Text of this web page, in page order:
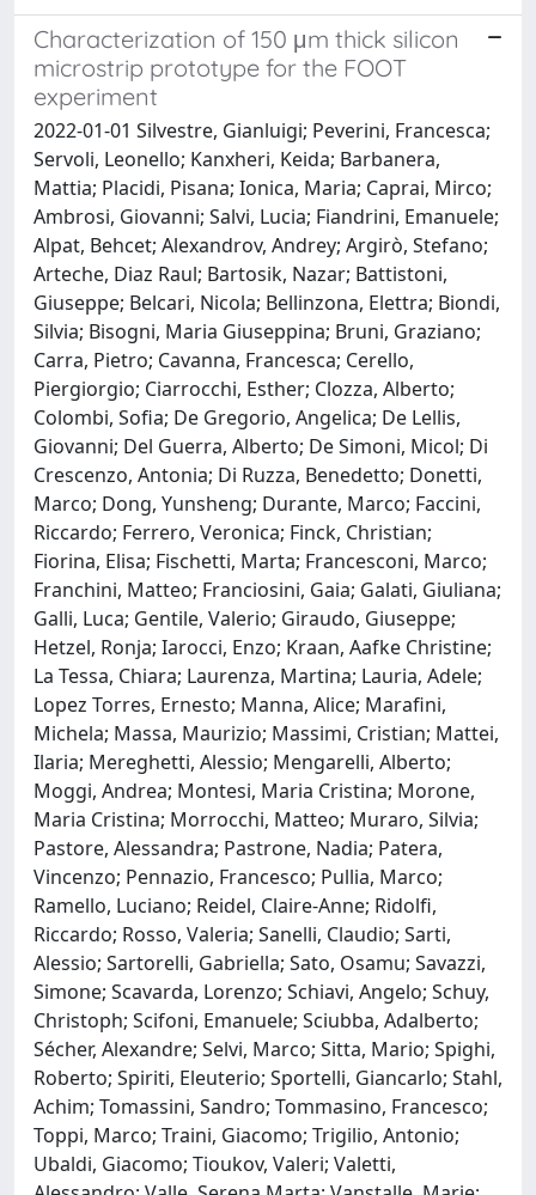
Characterization of 150 μm thick silicon
microstrip prototype for the FOOT
experiment
2022-01-01 Silvestre, Gianluigi; Peverini, Francesca;
Servoli, Leonello; Kanxheri, Keida; Barbanera,
Mattia; Placidi, Pisana; Ionica, Maria; Caprai, Mirco;
Ambrosi, Giovanni; Salvi, Lucia; Fiandrini, Emanuele;
Alpat, Behcet; Alexandrov, Andrey; Argirò, Stefano;
Arteche, Diaz Raul; Bartosik, Nazar; Battistoni,
Giuseppe; Belcari, Nicola; Bellinzona, Elettra; Biondi,
Silvia; Bisogni, Maria Giuseppina; Bruni, Graziano;
Carra, Pietro; Cavanna, Francesca; Cerello,
Piergiorgio; Ciarrocchi, Esther; Clozza, Alberto;
Colombi, Sofia; De Gregorio, Angelica; De Lellis,
Giovanni; Del Guerra, Alberto; De Simoni, Micol; Di
Crescenzo, Antonia; Di Ruzza, Benedetto; Donetti,
Marco; Dong, Yunsheng; Durante, Marco; Faccini,
Riccardo; Ferrero, Veronica; Finck, Christian;
Fiorina, Elisa; Fischetti, Marta; Francesconi, Marco;
Franchini, Matteo; Franciosini, Gaia; Galati, Giuliana;
Galli, Luca; Gentile, Valerio; Giraudo, Giuseppe;
Hetzel, Ronja; Iarocci, Enzo; Kraan, Aafke Christine;
La Tessa, Chiara; Laurenza, Martina; Lauria, Adele;
Lopez Torres, Ernesto; Manna, Alice; Marafini,
Michela; Massa, Maurizio; Massimi, Cristian; Mattei,
Ilaria; Mereghetti, Alessio; Mengarelli, Alberto;
Moggi, Andrea; Montesi, Maria Cristina; Morone,
Maria Cristina; Morrocchi, Matteo; Muraro, Silvia;
Pastore, Alessandra; Pastrone, Nadia; Patera,
Vincenzo; Pennazio, Francesco; Pullia, Marco;
Ramello, Luciano; Reidel, Claire-Anne; Ridolfi,
Riccardo; Rosso, Valeria; Sanelli, Claudio; Sarti,
Alessio; Sartorelli, Gabriella; Sato, Osamu; Savazzi,
Simone; Scavarda, Lorenzo; Schiavi, Angelo; Schuy,
Christoph; Scifoni, Emanuele; Sciubba, Adalberto;
Sécher, Alexandre; Selvi, Marco; Sitta, Mario; Spighi,
Roberto; Spiriti, Eleuterio; Sportelli, Giancarlo; Stahl,
Achim; Tomassini, Sandro; Tommasino, Francesco;
Toppi, Marco; Traini, Giacomo; Trigilio, Antonio;
Ubaldi, Giacomo; Tioukov, Valeri; Valetti,